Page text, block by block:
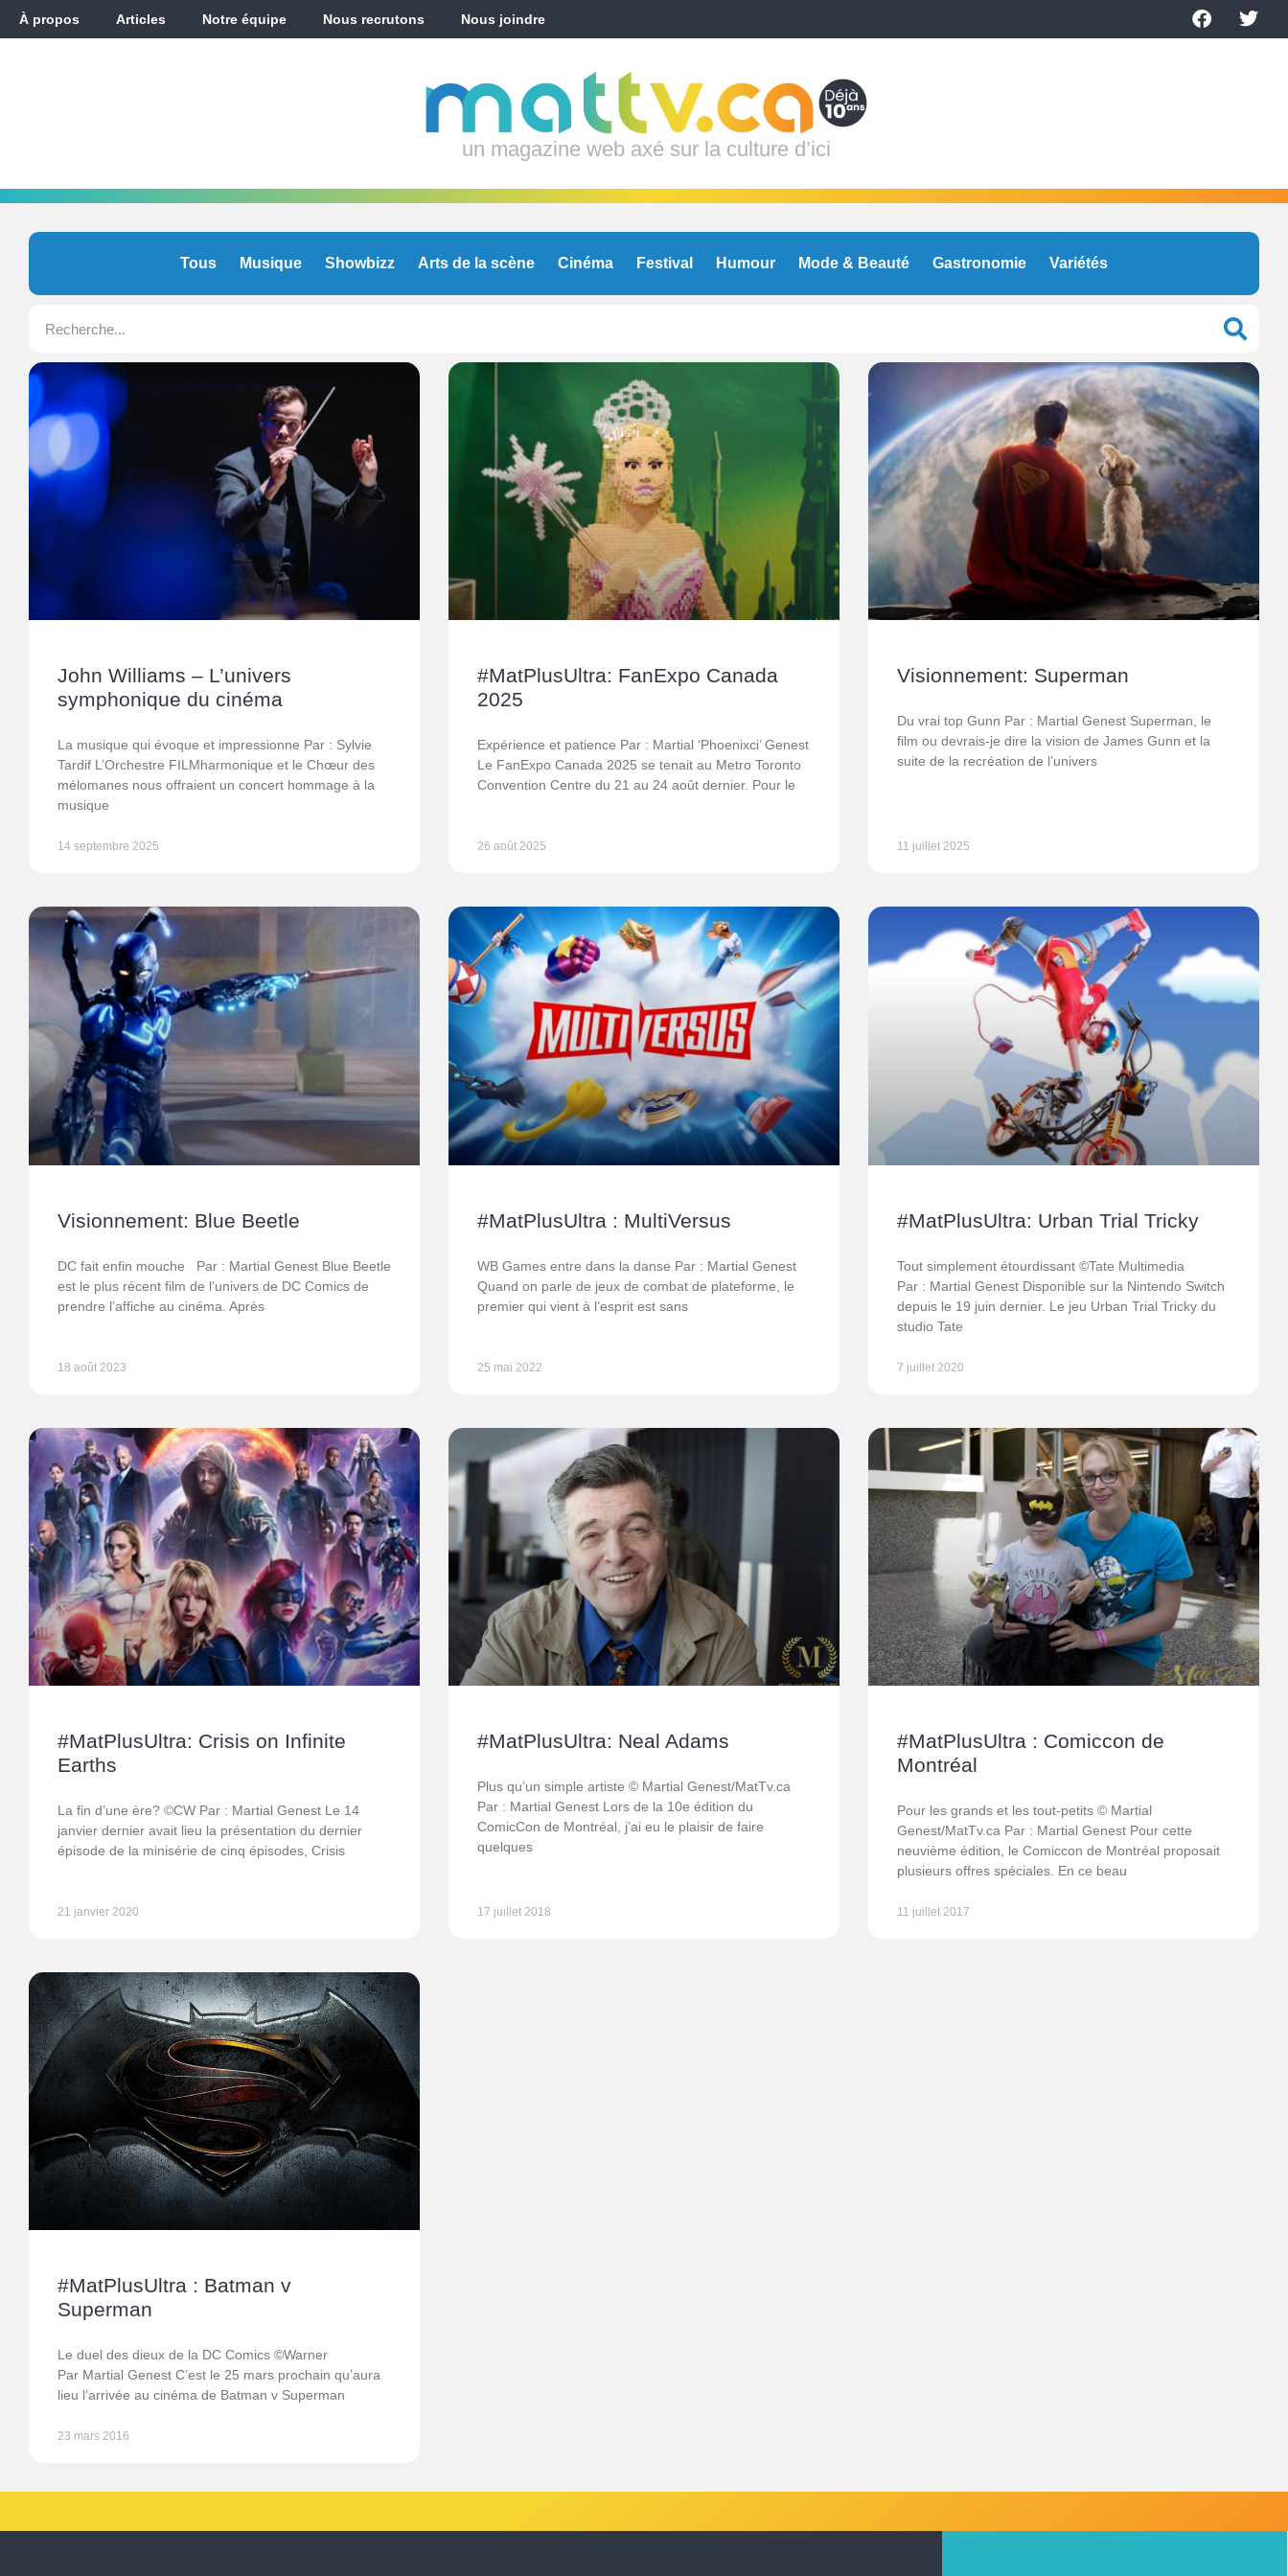
À propos Articles Notre équipe Nous recrutons Nous joindre
un magazine web axé sur la culture d’ici
Tous Musique Showbizz Arts de la scène Cinéma Festival Humour Mode & Beauté Gastronomie Variétés
John Williams – L’univers
symphonique du cinéma
La musique qui évoque et impressionne Par : Sylvie
Tardif L’Orchestre FILMharmonique et le Chœur des
mélomanes nous offraient un concert hommage à la
musique
14 septembre 2025
#MatPlusUltra: FanExpo Canada
2025
Expérience et patience Par : Martial ‘Phoenixci’ Genest
Le FanExpo Canada 2025 se tenait au Metro Toronto
Convention Centre du 21 au 24 août dernier. Pour le
26 août 2025
Visionnement: Superman
Du vrai top Gunn Par : Martial Genest Superman, le
film ou devrais-je dire la vision de James Gunn et la
suite de la recréation de l’univers
11 juillet 2025
Visionnement: Blue Beetle
DC fait enfin mouche Par : Martial Genest Blue Beetle
est le plus récent film de l’univers de DC Comics de
prendre l’affiche au cinéma. Après
18 août 2023
#MatPlusUltra : MultiVersus
WB Games entre dans la danse Par : Martial Genest
Quand on parle de jeux de combat de plateforme, le
premier qui vient à l’esprit est sans
25 mai 2022
#MatPlusUltra: Urban Trial Tricky
Tout simplement étourdissant ©Tate Multimedia
Par : Martial Genest Disponible sur la Nintendo Switch
depuis le 19 juin dernier. Le jeu Urban Trial Tricky du
studio Tate
7 juillet 2020
#MatPlusUltra: Crisis on Infinite
Earths
La fin d’une ère? ©CW Par : Martial Genest Le 14
janvier dernier avait lieu la présentation du dernier
épisode de la minisérie de cinq épisodes, Crisis
21 janvier 2020
#MatPlusUltra: Neal Adams
Plus qu’un simple artiste © Martial Genest/MatTv.ca
Par : Martial Genest Lors de la 10e édition du
ComicCon de Montréal, j’ai eu le plaisir de faire
quelques
17 juillet 2018
#MatPlusUltra : Comiccon de
Montréal
Pour les grands et les tout-petits © Martial
Genest/MatTv.ca Par : Martial Genest Pour cette
neuvième édition, le Comiccon de Montréal proposait
plusieurs offres spéciales. En ce beau
11 juillet 2017
#MatPlusUltra : Batman v
Superman
Le duel des dieux de la DC Comics ©Warner
Par Martial Genest C’est le 25 mars prochain qu’aura
lieu l’arrivée au cinéma de Batman v Superman
23 mars 2016